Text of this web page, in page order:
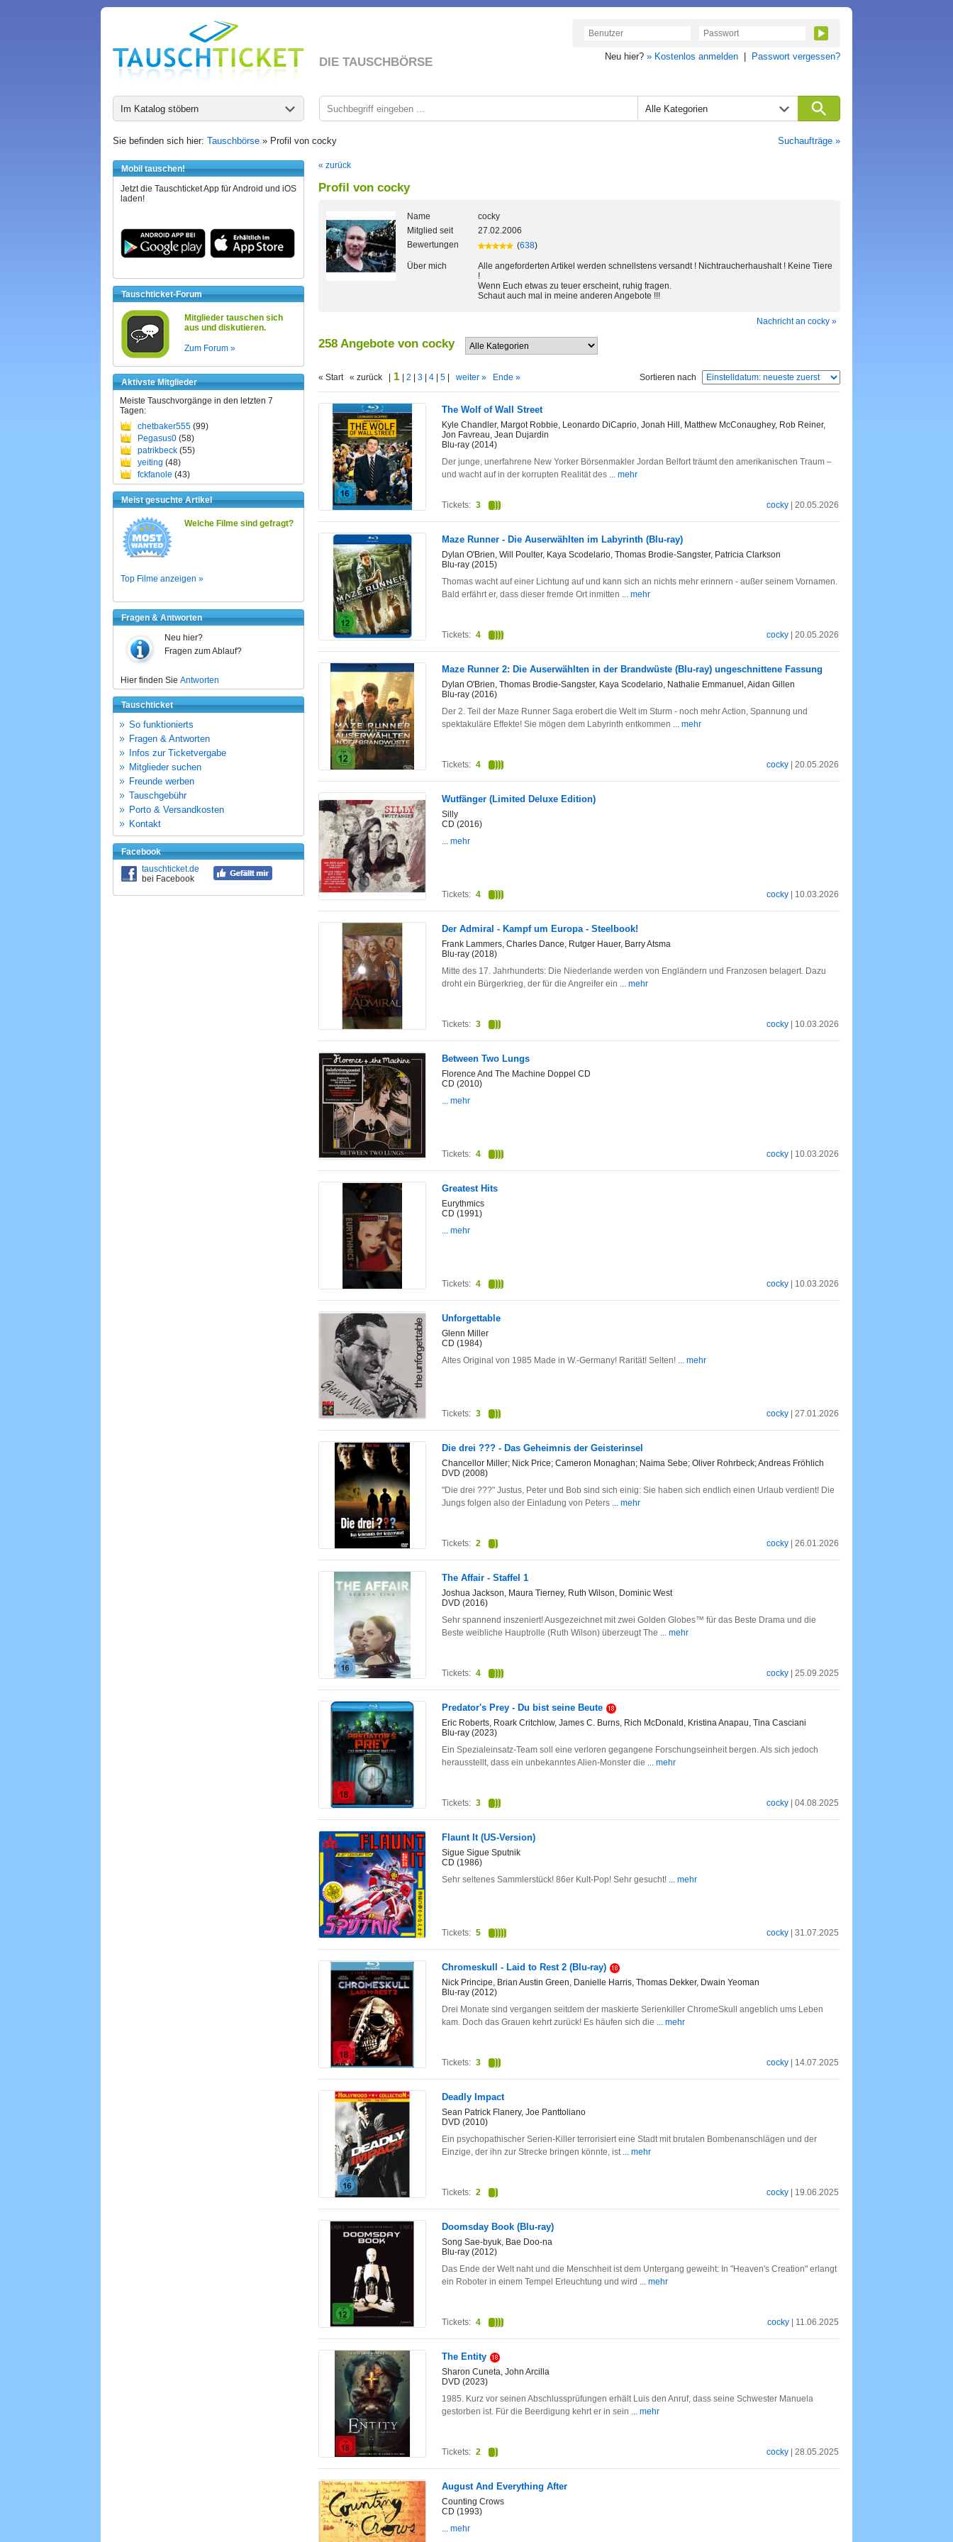
DIE TAUSCHBÖRSE Neu hier? » Kostenlos anmelden Passwort vergessen?
Im Katalog stöbern Alle Kategorien
Sie befinden sich hier: Tauschbörse » Profil von cocky Suchaufträge »
Mobil tauschen!
Jetzt die Tauschticket App für Android und iOS
laden!
Tauschticket-Forum
Mitglieder tauschen sich
aus und diskutieren.
Zum Forum »
Aktivste Mitglieder
Meiste Tauschvorgänge in den letzten 7
Tagen:
chetbaker555 (99)
Pegasus0 (58)
patrikbeck (55)
yeiting (48)
fckfanole (43)
Meist gesuchte Artikel
Welche Filme sind gefragt?
Top Filme anzeigen »
Fragen & Antworten
Neu hier?
Fragen zum Ablauf?
Hier finden Sie Antworten
Tauschticket
So funktionierts
Fragen & Antworten
Infos zur Ticketvergabe
Mitglieder suchen
Freunde werben
Tauschgebühr
Porto & Versandkosten
Kontakt
Facebook
tauschticket.de
bei Facebook
« zurück
Profil von cocky
Name
cocky
Mitglied seit
27.02.2006
Bewertungen
(638)
Über mich
Alle angeforderten Artikel werden schnellstens versandt ! Nichtraucherhaushalt ! Keine Tiere
!
Wenn Euch etwas zu teuer erscheint, ruhig fragen.
Schaut auch mal in meine anderen Angebote !!!
Nachricht an cocky »
258 Angebote von cocky
« Start « zurück | 1 2 3 4 5 weiter » Ende » Sortieren nach
The Wolf of Wall Street
Kyle Chandler, Margot Robbie, Leonardo DiCaprio, Jonah Hill, Matthew McConaughey, Rob Reiner,
Jon Favreau, Jean Dujardin
Blu-ray (2014)
Der junge, unerfahrene New Yorker Börsenmakler Jordan Belfort träumt den amerikanischen Traum –
und wacht auf in der korrupten Realität des ... mehr
cocky | 20.05.2026
Tickets: 3
Maze Runner - Die Auserwählten im Labyrinth (Blu-ray)
Dylan O'Brien, Will Poulter, Kaya Scodelario, Thomas Brodie-Sangster, Patricia Clarkson
Blu-ray (2015)
Thomas wacht auf einer Lichtung auf und kann sich an nichts mehr erinnern - außer seinem Vornamen.
Bald erfährt er, dass dieser fremde Ort inmitten ... mehr
cocky | 20.05.2026
Tickets: 4
Maze Runner 2: Die Auserwählten in der Brandwüste (Blu-ray) ungeschnittene Fassung
Dylan O'Brien, Thomas Brodie-Sangster, Kaya Scodelario, Nathalie Emmanuel, Aidan Gillen
Blu-ray (2016)
Der 2. Teil der Maze Runner Saga erobert die Welt im Sturm - noch mehr Action, Spannung und
spektakuläre Effekte! Sie mögen dem Labyrinth entkommen ... mehr
cocky | 20.05.2026
Tickets: 4
Wutfänger (Limited Deluxe Edition)
Silly
CD (2016)
... mehr
cocky | 10.03.2026
Tickets: 4
Der Admiral - Kampf um Europa - Steelbook!
Frank Lammers, Charles Dance, Rutger Hauer, Barry Atsma
Blu-ray (2018)
Mitte des 17. Jahrhunderts: Die Niederlande werden von Engländern und Franzosen belagert. Dazu
droht ein Bürgerkrieg, der für die Angreifer ein ... mehr
cocky | 10.03.2026
Tickets: 3
Between Two Lungs
Florence And The Machine Doppel CD
CD (2010)
... mehr
cocky | 10.03.2026
Tickets: 4
Greatest Hits
Eurythmics
CD (1991)
... mehr
cocky | 10.03.2026
Tickets: 4
Unforgettable
Glenn Miller
CD (1984)
Altes Original von 1985 Made in W.-Germany! Rarität! Selten! ... mehr
cocky | 27.01.2026
Tickets: 3
Die drei ??? - Das Geheimnis der Geisterinsel
Chancellor Miller; Nick Price; Cameron Monaghan; Naima Sebe; Oliver Rohrbeck; Andreas Fröhlich
DVD (2008)
"Die drei ???" Justus, Peter und Bob sind sich einig: Sie haben sich endlich einen Urlaub verdient! Die
Jungs folgen also der Einladung von Peters ... mehr
cocky | 26.01.2026
Tickets: 2
The Affair - Staffel 1
Joshua Jackson, Maura Tierney, Ruth Wilson, Dominic West
DVD (2016)
Sehr spannend inszeniert! Ausgezeichnet mit zwei Golden Globes™ für das Beste Drama und die
Beste weibliche Hauptrolle (Ruth Wilson) überzeugt The ... mehr
cocky | 25.09.2025
Tickets: 4
Predator's Prey - Du bist seine Beute
Eric Roberts, Roark Critchlow, James C. Burns, Rich McDonald, Kristina Anapau, Tina Casciani
Blu-ray (2023)
Ein Spezialeinsatz-Team soll eine verloren gegangene Forschungseinheit bergen. Als sich jedoch
herausstellt, dass ein unbekanntes Alien-Monster die ... mehr
cocky | 04.08.2025
Tickets: 3
Flaunt It (US-Version)
Sigue Sigue Sputnik
CD (1986)
Sehr seltenes Sammlerstück! 86er Kult-Pop! Sehr gesucht! ... mehr
cocky | 31.07.2025
Tickets: 5
Chromeskull - Laid to Rest 2 (Blu-ray)
Nick Principe, Brian Austin Green, Danielle Harris, Thomas Dekker, Dwain Yeoman
Blu-ray (2012)
Drei Monate sind vergangen seitdem der maskierte Serienkiller ChromeSkull angeblich ums Leben
kam. Doch das Grauen kehrt zurück! Es häufen sich die ... mehr
cocky | 14.07.2025
Tickets: 3
Deadly Impact
Sean Patrick Flanery, Joe Panttoliano
DVD (2010)
Ein psychopathischer Serien-Killer terrorisiert eine Stadt mit brutalen Bombenanschlägen und der
Einzige, der ihn zur Strecke bringen könnte, ist ... mehr
cocky | 19.06.2025
Tickets: 2
Doomsday Book (Blu-ray)
Song Sae-byuk, Bae Doo-na
Blu-ray (2012)
Das Ende der Welt naht und die Menschheit ist dem Untergang geweiht: In "Heaven's Creation" erlangt
ein Roboter in einem Tempel Erleuchtung und wird ... mehr
cocky | 11.06.2025
Tickets: 4
The Entity
Sharon Cuneta, John Arcilla
DVD (2023)
1985. Kurz vor seinen Abschlussprüfungen erhält Luis den Anruf, dass seine Schwester Manuela
gestorben ist. Für die Beerdigung kehrt er in sein ... mehr
cocky | 28.05.2025
Tickets: 2
August And Everything After
Counting Crows
CD (1993)
... mehr